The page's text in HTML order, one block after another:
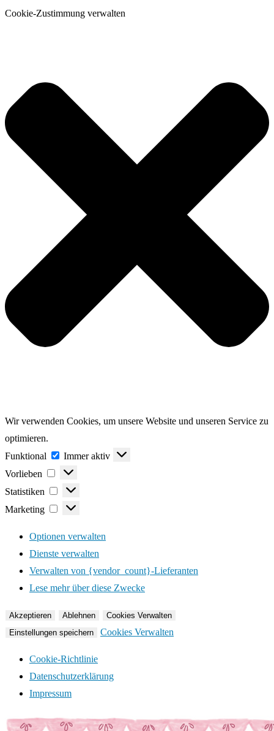
Cookie-Zustimmung verwalten
Wir verwenden Cookies, um unsere Website und unseren Service zu
optimieren.
Funktional
Funktional
Immer aktiv
Vorlieben
Vorlieben
Statistiken
Statistiken
Marketing
Marketing
Optionen verwalten
Dienste verwalten
Verwalten von {vendor_count}-Lieferanten
Lese mehr über diese Zwecke
Akzeptieren Ablehnen
Cookies Verwalten
Einstellungen speichern
Cookies Verwalten
Cookie-Richtlinie
Datenschutzerklärung
Impressum
Zum